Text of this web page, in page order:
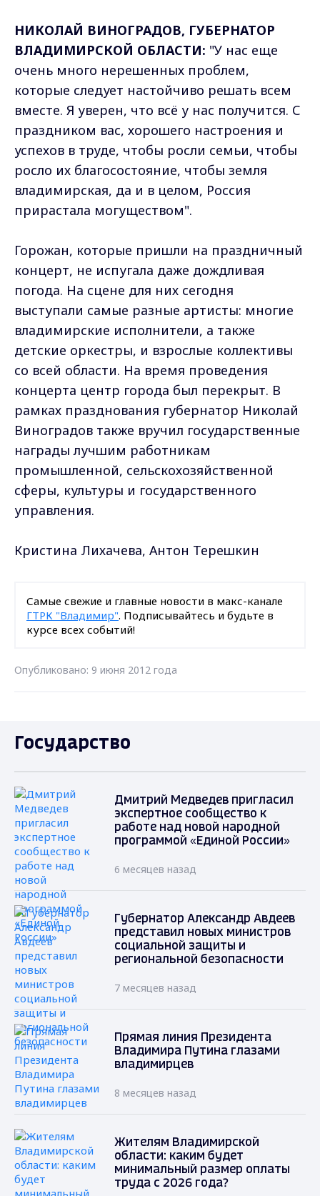
НИКОЛАЙ ВИНОГРАДОВ, ГУБЕРНАТОР
ВЛАДИМИРСКОЙ ОБЛАСТИ: "У нас еще
очень много нерешенных проблем,
которые следует настойчиво решать всем
вместе. Я уверен, что всё у нас получится. С
праздником вас, хорошего настроения и
успехов в труде, чтобы росли семьи, чтобы
росло их благосостояние, чтобы земля
владимирская, да и в целом, Россия
прирастала могуществом".
Горожан, которые пришли на праздничный
концерт, не испугала даже дождливая
погода. На сцене для них сегодня
выступали самые разные артисты: многие
владимирские исполнители, а также
детские оркестры, и взрослые коллективы
со всей области. На время проведения
концерта центр города был перекрыт. В
рамках празднования губернатор Николай
Виноградов также вручил государственные
награды лучшим работникам
промышленной, сельскохозяйственной
сферы, культуры и государственного
управления.
Кристина Лихачева, Антон Терешкин
Самые свежие и главные новости в макс-канале
ГТРК "Владимир". Подписывайтесь и будьте в
курсе всех событий!
Опубликовано: 9 июня 2012 года
Государство
Дмитрий Медведев пригласил
экспертное сообщество к
работе над новой народной
программой «Единой России»
6 месяцев назад
Губернатор Александр Авдеев
представил новых министров
социальной защиты и
региональной безопасности
7 месяцев назад
Прямая линия Президента
Владимира Путина глазами
владимирцев
8 месяцев назад
Жителям Владимирской
области: каким будет
минимальный размер оплаты
труда с 2026 года?